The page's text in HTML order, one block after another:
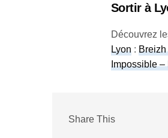
Sortir à
Découvrez
Lyon :Breizh
Impossible –
Share This